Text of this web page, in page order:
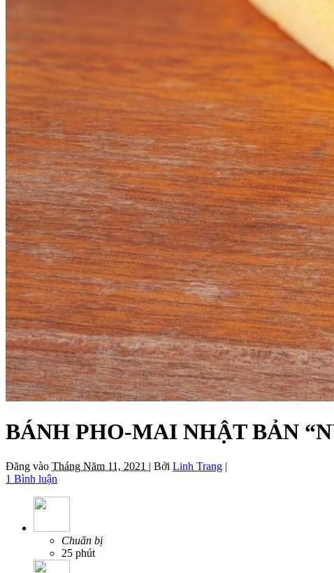
BÁNH PHO-MAI NHẬT BẢN
Đăng vào Tháng Năm 11, 2021 | Bởi Linh Trang |
1 Bình luận
Chuẩn bị
25 phút